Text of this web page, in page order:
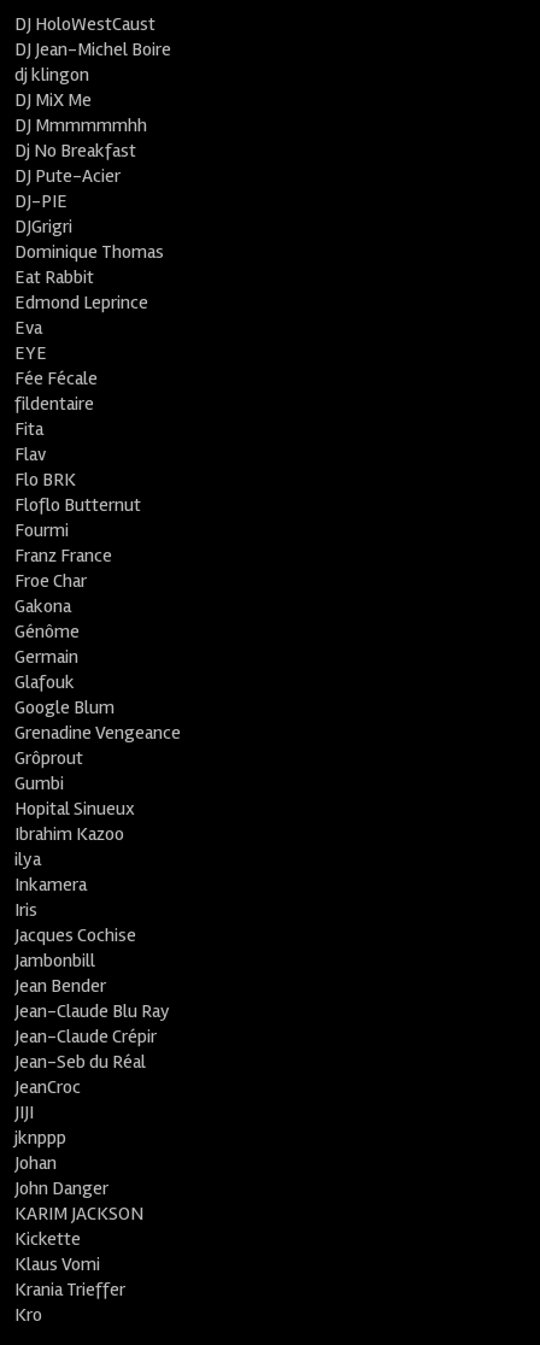
DJ HoloWestCaust
DJ Jean-Michel Boire
dj klingon
DJ MiX Me
DJ Mmmmmmhh
Dj No Breakfast
DJ Pute-Acier
DJ-PIE
DJGrigri
Dominique Thomas
Eat Rabbit
Edmond Leprince
Eva
EYE
Fée Fécale
fildentaire
Fita
Flav
Flo BRK
Floflo Butternut
Fourmi
Franz France
Froe Char
Gakona
Génôme
Germain
Glafouk
Google Blum
Grenadine Vengeance
Grôprout
Gumbi
Hopital Sinueux
Ibrahim Kazoo
ilya
Inkamera
Iris
Jacques Cochise
Jambonbill
Jean Bender
Jean-Claude Blu Ray
Jean-Claude Crépir
Jean-Seb du Réal
JeanCroc
JIJI
jknppp
Johan
John Danger
KARIM JACKSON
Kickette
Klaus Vomi
Krania Trieffer
Kro